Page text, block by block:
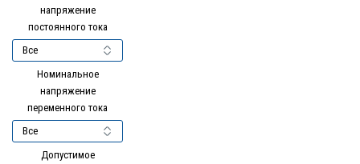
напряжение
постоянного тока
Номинальное
напряжение
переменного тока
Допустимое